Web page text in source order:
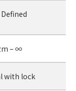
– ∞
with lock